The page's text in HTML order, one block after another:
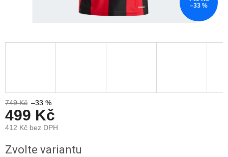
–33 %
749 Kč –33 %
499 Kč
412 Kč bez DPH
cena:
Zvolte variantu